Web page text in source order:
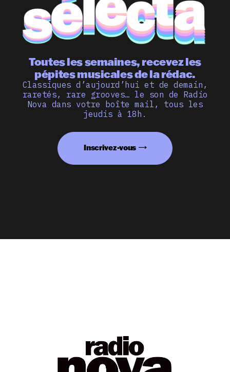
Toutes les semaines, recevez les
pépites musicales de la rédac.
Classiques d’aujourd’hui et de demain,
raretés, rare grooves… le son de Radio
Nova dans votre boîte mail, tous les
jeudis à 18h.
Inscrivez-vous